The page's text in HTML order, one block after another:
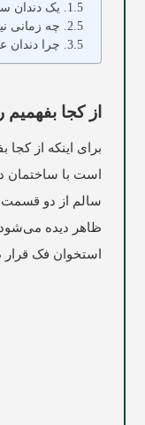
یک دندان
چه زمانی
چرا
از کجا
برای اینکه از
است با ساختمان
سالم از دو
ظاهر دیده می‌شود
استخوان فک